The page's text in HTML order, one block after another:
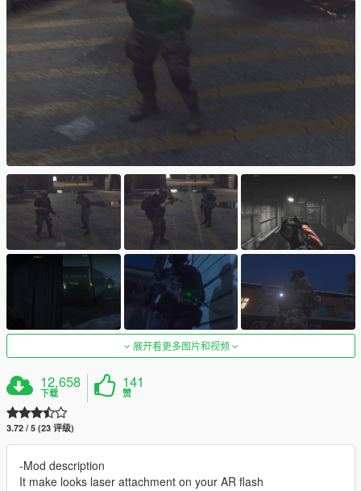
展开看更多图片和视频
12,658
下载
141
赞
3.72 / 5 (23 评级)
-Mod description
It make looks laser attachment on your AR flash